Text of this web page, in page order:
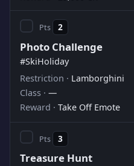
2
Photo Challenge
#SkiHoliday
Lamborghini
—
Take Off Emote
3
Treasure Hunt